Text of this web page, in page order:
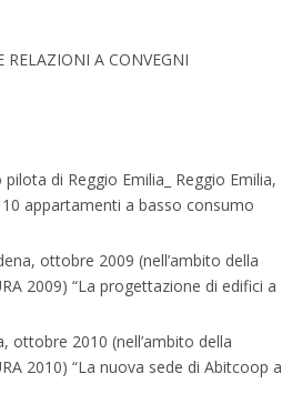
RELAZIONI A CONVEGNI
di Reggio Emilia_ Reggio Emilia,
appartamenti a basso consumo
ottobre 2009 (nell’ambito della
2009) “La progettazione di edifici a
ottobre 2010 (nell’ambito della
2010) “La nuova sede di Abitcoop a